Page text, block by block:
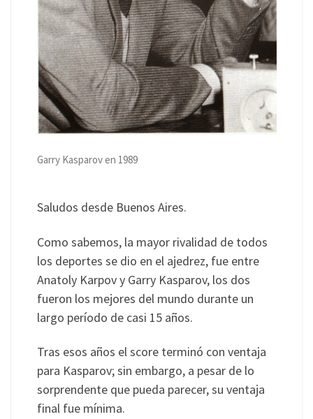
Garry Kasparov en 1989
Saludos desde Buenos Aires.
Como sabemos, la mayor rivalidad de todos
los deportes se dio en el ajedrez, fue entre
Anatoly Karpov y Garry Kasparov, los dos
fueron los mejores del mundo durante un
largo período de casi 15 años.
Tras esos años el score terminó con ventaja
para Kasparov; sin embargo, a pesar de lo
sorprendente que pueda parecer, su ventaja
final fue mínima.